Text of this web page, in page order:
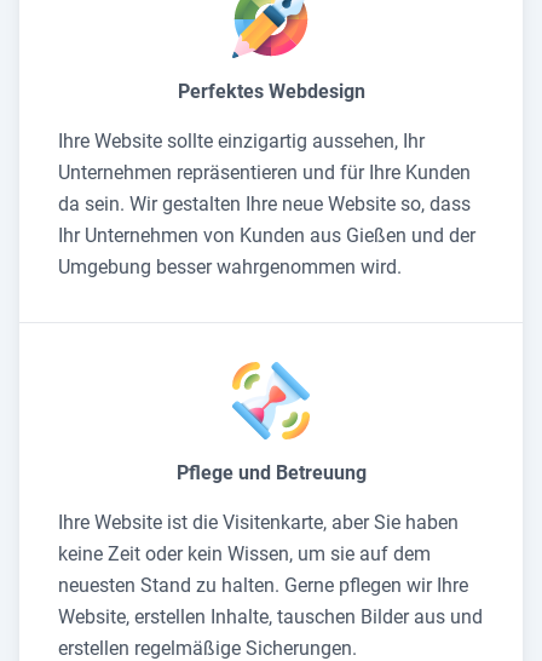
Perfektes Webdesign
Ihre Website sollte einzigartig aussehen, Ihr
Unternehmen repräsentieren und für Ihre Kunden
da sein. Wir gestalten Ihre neue Website so, dass
Ihr Unternehmen von Kunden aus Gießen und der
Umgebung besser wahrgenommen wird.
Pflege und Betreuung
Ihre Website ist die Visitenkarte, aber Sie haben
keine Zeit oder kein Wissen, um sie auf dem
neuesten Stand zu halten. Gerne pflegen wir Ihre
Website, erstellen Inhalte, tauschen Bilder aus und
erstellen regelmäßige Sicherungen.